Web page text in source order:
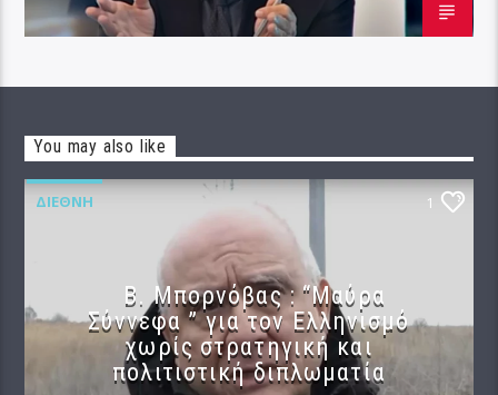
You may also like
ΔΙΕΘΝΉ 1
B. Μπορνόβας : “Μαύρα
Σύννεφα ” για τον Ελληνισμό
χωρίς στρατηγική και
πολιτιστική διπλωματία